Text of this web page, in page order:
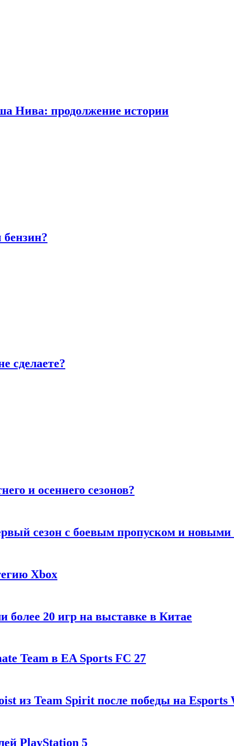
Нива: продолжение истории
сделаете?
и осеннего сезонов?
сезон с боевым пропуском и
Xbox
более 20 игр на выставке в Китае
Team в EA Sports FC 27
из Team Spirit после победы на Esports
PlayStation 5